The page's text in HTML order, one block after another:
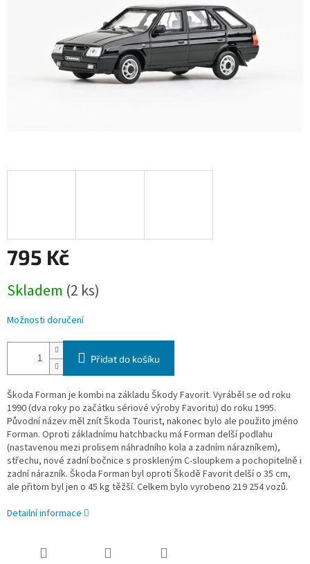
795 Kč
cena:
Skladem (2 ks)
Možnosti doručení
Přidat do košíku
Škoda Forman je kombi na základu Škody Favorit. Vyráběl se od roku
1990 (dva roky po začátku sériové výroby Favoritu) do roku 1995.
Původní název měl znít Škoda Tourist, nakonec bylo ale použito jméno
Forman. Oproti základnímu hatchbacku má Forman delší podlahu
(nastavenou mezi prolisem náhradního kola a zadním nárazníkem),
střechu, nové zadní bočnice s proskleným C-sloupkem a pochopitelně i
zadní nárazník. Škoda Forman byl oproti Škodě Favorit delší o 35 cm,
ale přitom byl jen o 45 kg těžší. Celkem bylo vyrobeno 219 254 vozů.
Detailní informace